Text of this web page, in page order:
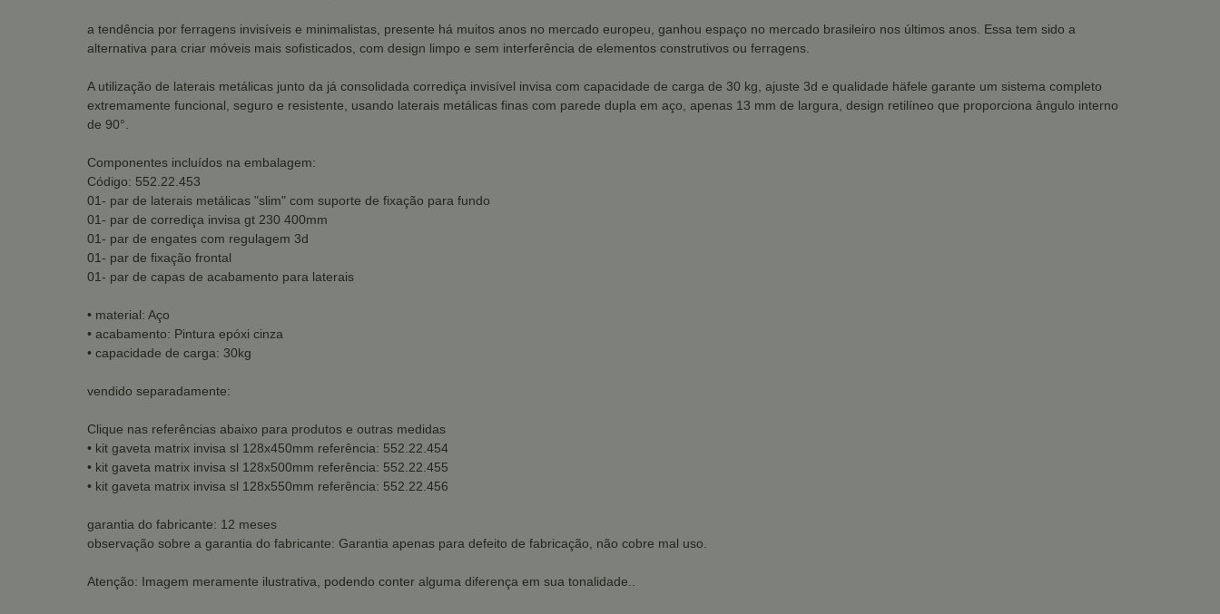
a tendência por ferragens invisíveis e minimalistas, presente há muitos anos no mercado europeu, ganhou espaço no mercado brasileiro nos últimos anos. Essa tem sido a
alternativa para criar móveis mais sofisticados, com design limpo e sem interferência de elementos construtivos ou ferragens.
A utilização de laterais metálicas junto da já consolidada corrediça invisível invisa com capacidade de carga de 30 kg, ajuste 3d e qualidade häfele garante um sistema completo
extremamente funcional, seguro e resistente, usando laterais metálicas finas com parede dupla em aço, apenas 13 mm de largura, design retilíneo que proporciona ângulo interno
de 90°.
Componentes incluídos na embalagem:
Código: 552.22.453
01- par de laterais metálicas "slim" com suporte de fixação para fundo
01- par de corrediça invisa gt 230 400mm
01- par de engates com regulagem 3d
01- par de fixação frontal
01- par de capas de acabamento para laterais
• material: Aço
• acabamento: Pintura epóxi cinza
• capacidade de carga: 30kg
vendido separadamente:
Clique nas referências abaixo para produtos e outras medidas
• kit gaveta matrix invisa sl 128x450mm referência: 552.22.454
• kit gaveta matrix invisa sl 128x500mm referência: 552.22.455
• kit gaveta matrix invisa sl 128x550mm referência: 552.22.456
garantia do fabricante: 12 meses
observação sobre a garantia do fabricante: Garantia apenas para defeito de fabricação, não cobre mal uso.
Atenção: Imagem meramente ilustrativa, podendo conter alguma diferença em sua tonalidade..